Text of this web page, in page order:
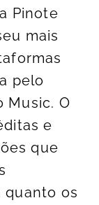
Pinote
mais
pelo
Music. O
e
que
quanto os